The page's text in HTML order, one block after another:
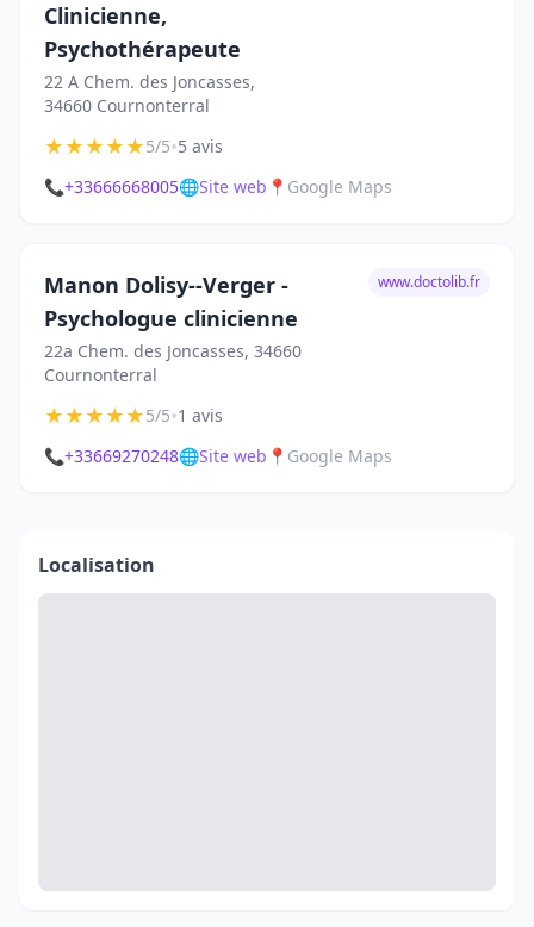
Clinicienne,
Psychothérapeute
22 A Chem. des Joncasses,
34660 Cournonterral
★★★★★5/5•5 avis
📞+33666668005🌐Site web 📍 Google Maps
Manon Dolisy--Verger -
Psychologue clinicienne
22a Chem. des Joncasses, 34660
Cournonterral
www.doctolib.fr
★★★★★5/5•1 avis
📞+33669270248🌐Site web 📍 Google Maps
Localisation